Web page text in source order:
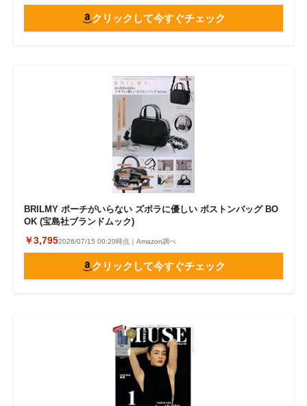
クリックして今すぐチェック
BRILMY ポーチがいらない ズボラに優しい ボストンバッグ BO
OK (宝島社ブランドムック)
￥3,7952026/07/15 00:20時点｜Amazon調べ
クリックして今すぐチェック